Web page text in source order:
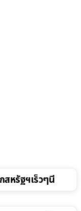
สหรัฐฯเร็วๆนี้